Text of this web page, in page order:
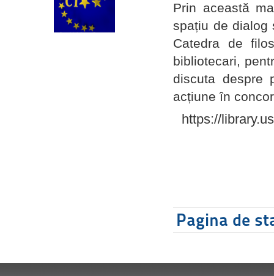
Prin această
spațiu de dialog
Catedra de
bibliotecari,
discuta despre
acțiune în
https://
Pagina de